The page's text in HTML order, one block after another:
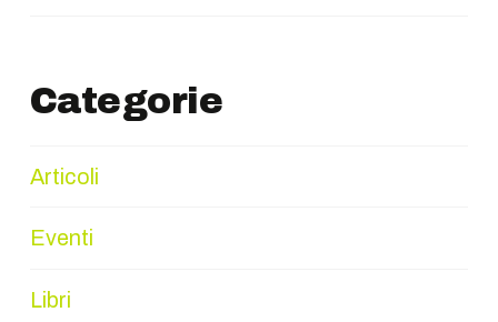
Categorie
Articoli
Eventi
Libri